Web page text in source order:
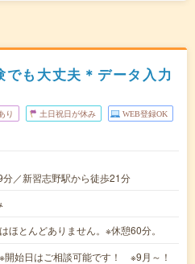
も大丈夫＊データ入力
り 土日祝日が休み WEB登録OK
／新習志野駅から徒歩21分
とんどありません。※休憩60分。
始日はご相談可能です！ ※9月～！